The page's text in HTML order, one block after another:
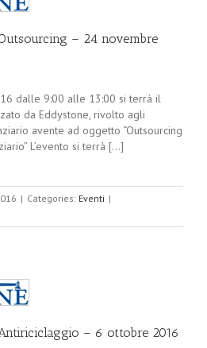
– 24 novembre
dalle 9:00 alle 13:00 si terrà il
da Eddystone, rivolto agli
avente ad oggetto “Outsourcing
L’evento si terrà [...]
| Categories: Eventi |
– 6 ottobre 2016